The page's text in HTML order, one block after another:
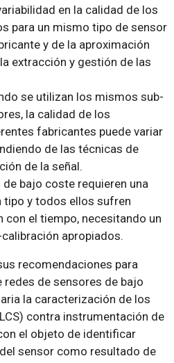
en la calidad de los
para un mismo tipo de sensor
y de la aproximación
extracción y gestión de las
se utilizan los mismos sub-
la calidad de los
fabricantes puede variar
de las técnicas de
de la señal.
bajo coste requieren una
tipo y todos ellos sufren
con el tiempo, necesitando un
apropiados.
recomendaciones para
de sensores de bajo
la caracterización de los
contra instrumentación de
el objeto de identificar
sensor como resultado de